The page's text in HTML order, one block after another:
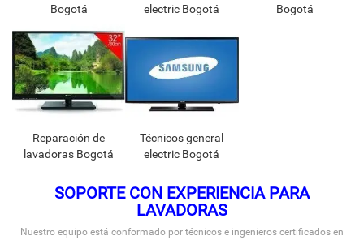
Bogotá
electric Bogotá
Bogotá
Reparación de
lavadoras Bogotá
Técnicos general
electric Bogotá
SOPORTE CON EXPERIENCIA PARA
LAVADORAS
Nuestro equipo está conformado por técnicos e ingenieros certificados en